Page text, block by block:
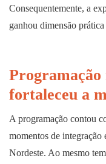
Consequentemente, a
ganhou dimensão prática
Programação
fortaleceu a
A programação contou
momentos de integração
Nordeste. Ao mesmo